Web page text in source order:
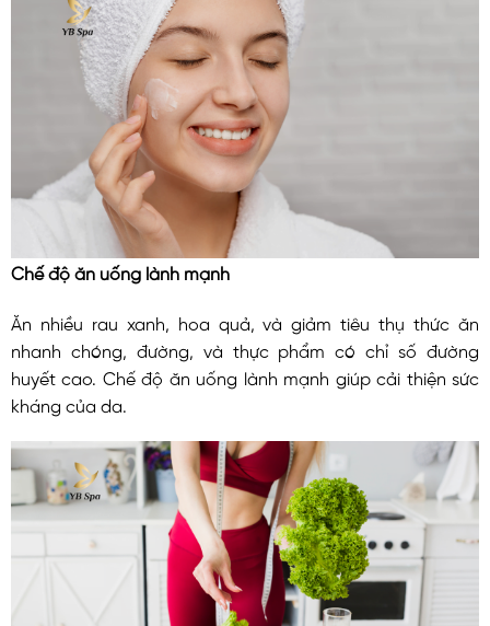
Chế độ ăn uống lành mạnh
Ăn nhiều rau xanh, hoa quả, và giảm tiêu thụ thức ăn
nhanh chóng, đường, và thực phẩm có chỉ số đường
huyết cao. Chế độ ăn uống lành mạnh giúp cải thiện sức
kháng của da.